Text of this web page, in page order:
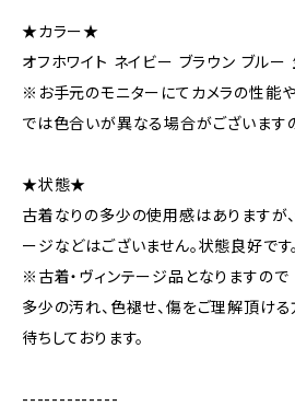
★カラー★
オフホワイト ネイビー ブラウン ブル
※お手元のモニターにてカメラの性能
では色合いが異なる場合がございます
★状態★
古着なりの多少の使用感はありますが
ージなどはございません。状態良好です。
※古着・ヴィンテージ品となりますので
多少の汚れ、色褪せ、傷をご理解頂け
待ちしております。
-------------